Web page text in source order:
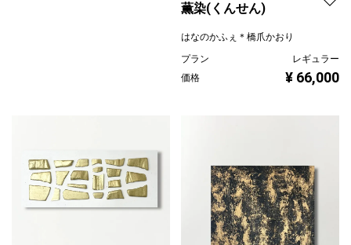
薫染(くんせん)
はなのかふぇ＊橋爪かおり
プラン
レギュラー
価格
¥ 66,000